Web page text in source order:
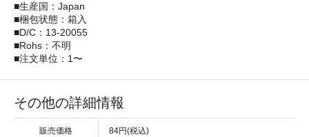
■生産国：Japan
■梱包状態：箱入
■D/C：13-20055
■Rohs：不明
■注文単位：1〜
その他の詳細情報
販売価格 84円(税込)